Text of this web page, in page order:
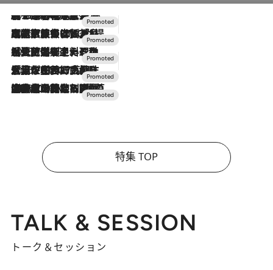
2026.8.7
【トンボの足水浴】ヒノキの香りに包まれて涼感マックス！約13℃の湧水かけ流しを避暑地「星野温泉 トンボの湯」で体験
2026.7.31
【ホテル帰省】という選択肢をOMOが提案。家族とほどよい距離を保つには「昼は実家、夜は気兼ねなくホテルで！」
2026.7.24
【夏限定ディナーコース】旬を迎える稚鮎や花ズッキーニなどをイタリア・トスカーナの郷土料理の手法で満喫！
2026.7.17
「土佐和ハーブかき氷」がOMO7高知に登場！生姜、山椒、大葉など目にも舌にも涼を呼ぶ郷土の味
2026.7.10
NEW OPEN！【界 草津】名湯の地に誕生。趣の異なる2種の温泉と上州ならではの会席・蕎麦割烹など美食を味わう究極の癒やし旅
特集 TOP
TALK & SESSION
トーク＆セッション